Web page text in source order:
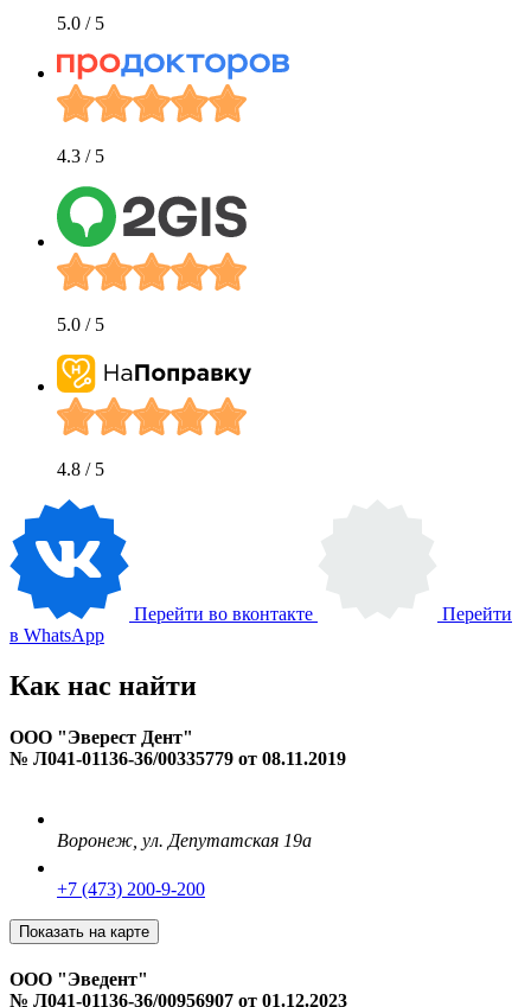
5.0 / 5
4.3 / 5
5.0 / 5
4.8 / 5
Перейти во вконтакте
Перейти
в WhatsApp
Как нас найти
ООО "Эверест Дент"
№ Л041-01136-36/00335779 от 08.11.2019
Воронеж ул. Депутатская 19а
+7 (473) 200-9-200
Показать на карте
ООО "Эведент"
№ Л041-01136-36/00956907 от 01.12.2023